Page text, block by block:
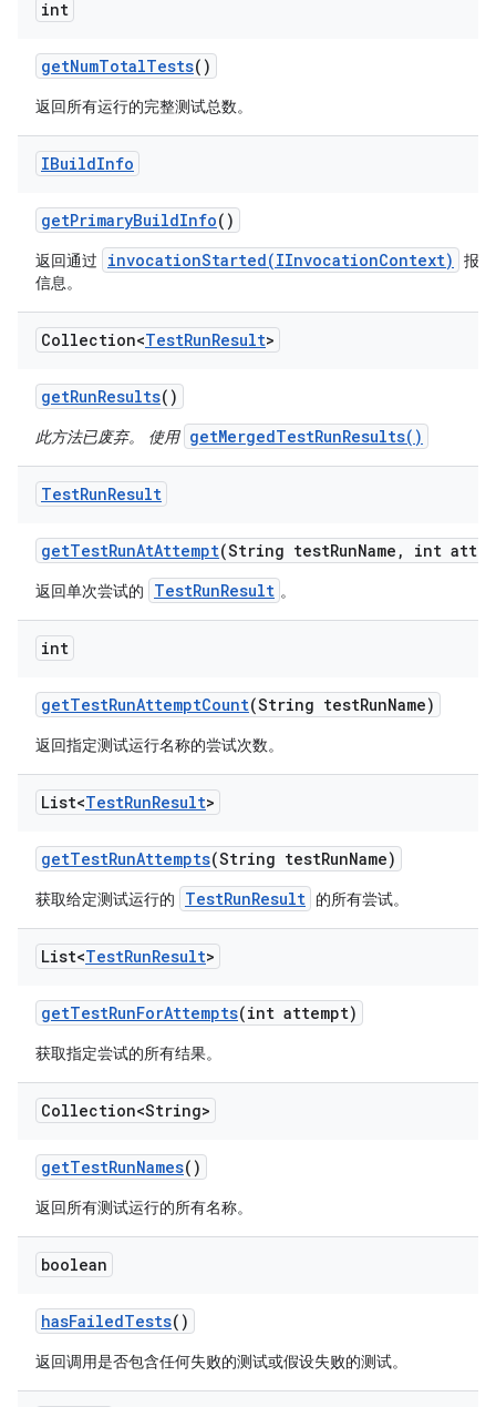
int
getNumTotalTests()
返回所有运行的完整测试总数。
IBuildInfo
getPrimaryBuildInfo()
返回通过 invocationStarted(IInvocationContext)
报
信息。
Collection<TestRunResult>
getRunResults()
此方法已废弃。 使用 getMergedTestRunResults()
TestRunResult
getTestRunAtAttempt(String testRunName , int
返回单次尝试的 TestRunResult 。
int
getTestRunAttemptCount(String testRunName)
返回指定测试运行名称的尝试次数。
List<TestRunResult>
getTestRunAttempts(String testRunName)
获取给定测试运行的 TestRunResult 的所有尝试。
List<TestRunResult>
getTestRunForAttempts(int attempt)
获取指定尝试的所有结果。
Collection<String>
getTestRunNames()
返回所有测试运行的所有名称。
boolean
hasFailedTests()
返回调用是否包含任何失败的测试或假设失败的测试。